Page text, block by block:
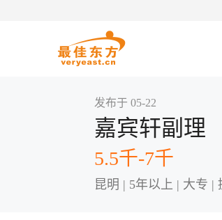
发布于 05-22
嘉宾轩副理
5.5千-7千
昆明 | 5年以上 | 大专 |